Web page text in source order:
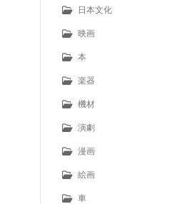
日本文化
映画
本
楽器
機材
演劇
漫画
絵画
車